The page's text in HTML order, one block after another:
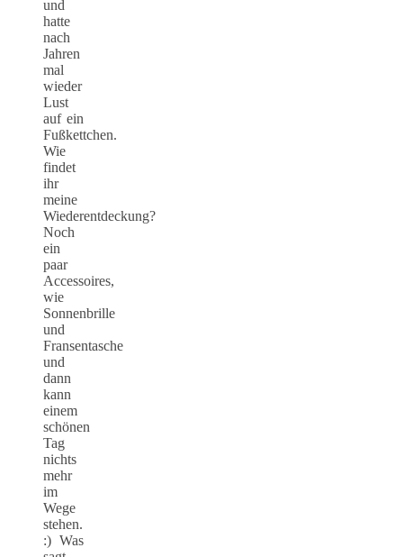
und
hatte
nach
Jahren
mal
wieder
Lust
auf ein
Fußkettchen.
Wie
findet
ihr
meine
Wiederentdeckung?
Noch
ein
paar
Accessoires,
wie
Sonnenbrille
und
Fransentasche
und
dann
kann
einem
schönen
Tag
nichts
mehr
im
Wege
stehen.
:) Was